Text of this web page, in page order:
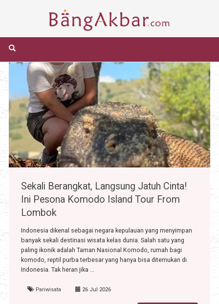
Sekali Berangkat, Langsung Jatuh Cinta!
Ini Pesona Komodo Island Tour From
Lombok
Indonesia dikenal sebagai negara kepulauan yang menyimpan
banyak sekali destinasi wisata kelas dunia. Salah satu yang
paling ikonik adalah Taman Nasional Komodo, rumah bagi
komodo, reptil purba terbesar yang hanya bisa ditemukan di
Indonesia. Tak heran jika ...
Pariwisata 26 Jul 2026